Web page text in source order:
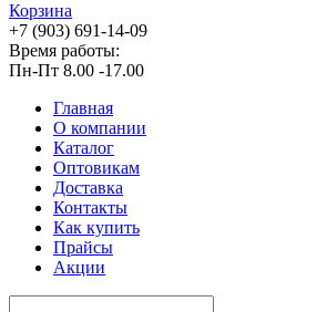
Корзина
+7 (903) 691-14-09
Время работы:
Пн-Пт 8.00 -17.00
Главная
О компании
Каталог
Оптовикам
Доставка
Контакты
Как купить
Прайсы
Акции